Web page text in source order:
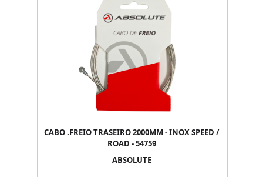
CABO .FREIO TRASEIRO 2000MM - INOX SPEED /
ROAD - 54759
ABSOLUTE